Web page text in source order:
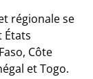
régionale se
États
Côte
et Togo.